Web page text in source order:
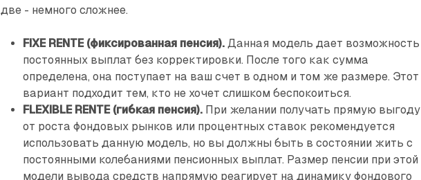
две - немного сложнее.
FIXE RENTE (фиксированная пенсия). Данная модель дает возможность
постоянных выплат без корректировки. После того как сумма
определена, она поступает на ваш счет в одном и том же размере. Этот
вариант подходит тем, кто не хочет слишком беспокоиться.
FLEXIBLE RENTE (гибкая пенсия). При желании получать прямую выгоду
от роста фондовых рынков или процентных ставок рекомендуется
использовать данную модель, но вы должны быть в состоянии жить с
постоянными колебаниями пенсионных выплат. Размер пенсии при этой
модели вывода средств напрямую реагирует на динамику фондового